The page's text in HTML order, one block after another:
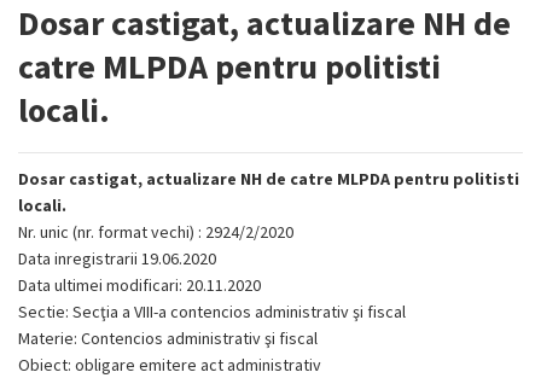
Dosar castigat, actualizare NH de
catre MLPDA pentru politisti
locali.
Dosar castigat, actualizare NH de catre MLPDA pentru politisti
locali.
Nr. unic (nr. format vechi) : 2924/2/2020
Data inregistrarii 19.06.2020
Data ultimei modificari: 20.11.2020
Sectie: Secţia a VIII-a contencios administrativ şi fiscal
Materie: Contencios administrativ şi fiscal
Obiect: obligare emitere act administrativ